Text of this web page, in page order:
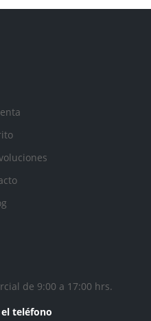
de 9:00 a 17:00 hrs.
teléfono